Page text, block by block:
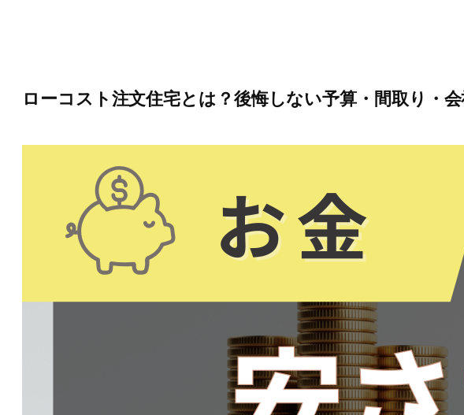
ローコスト注文住宅とは？後悔しない予算・間取り・